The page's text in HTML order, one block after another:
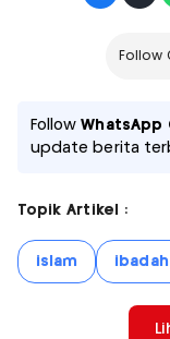
Follow
FollowWhatsApp
update berita
Topik Artikel :
islam ibadah